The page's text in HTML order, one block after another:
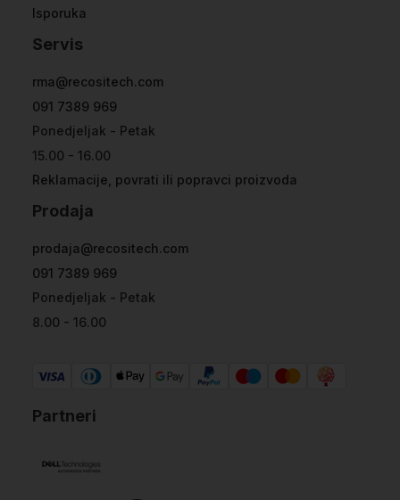
Isporuka
Servis
rma@recositech.com
091 7389 969
Ponedjeljak - Petak
15.00 - 16.00
Reklamacije, povrati ili popravci proizvoda
Prodaja
prodaja@recositech.com
091 7389 969
Ponedjeljak - Petak
8.00 - 16.00
Partneri